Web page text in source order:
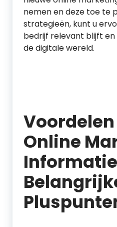
nemen en deze toe te
strategieën, kunt u
bedrijf relevant blijft
de digitale wereld.
Online